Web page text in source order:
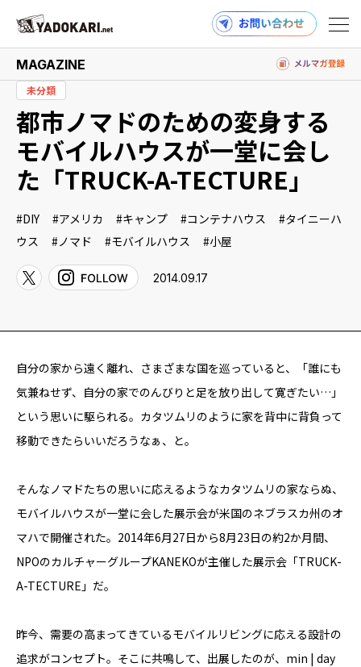
商品検索 読みもの検索
PRODUCTS
MAGAZINE
YADOKARI について
MAGAZINE
未分類
都市ノマドのための変身する
モバイルハウスが一堂に会し
た「TRUCK-A-TECTURE」
DIY アメリカ キャンプ コンテナハウス
タイニーハ
ウス
ノマド モバイルハウス 小屋
2014.09.17
自分の家から遠く離れ、さまざまな国を巡っていると、「誰にも
気兼ねせず、自分の家でのんびりと足を放り出して寛ぎたい…」
という思いに駆られる。カタツムリのように家を背中に背負って
移動できたらいいだろうなぁ、と。
そんなノマドたちの思いに応えるようなカタツムリの家ならぬ、
モバイルハウスが一堂に会した展示会が米国のネブラスカ州のオ
マハで開催された。2014年6月27日から8月23日の約2か月間、
NPOのカルチャーグループKANEKOが主催した展示会「TRUCK-
A-TECTURE」だ。
昨今、需要の高まってきているモバイルリビングに応える設計の
追求がコンセプト。そこに共鳴して、出展したのが、min | day